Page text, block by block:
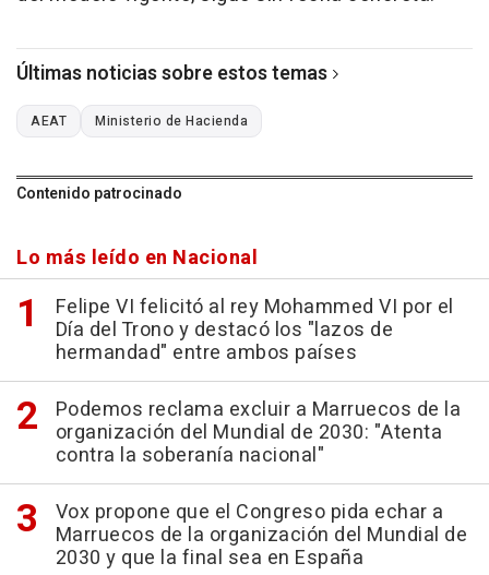
Últimas noticias sobre estos temas
AEAT Ministerio de Hacienda
Contenido patrocinado
Lo más leído en Nacional
Felipe VI felicitó al rey Mohammed VI por el
Día del Trono y destacó los "lazos de
hermandad" entre ambos países
Podemos reclama excluir a Marruecos de la
organización del Mundial de 2030: "Atenta
contra la soberanía nacional"
Vox propone que el Congreso pida echar a
Marruecos de la organización del Mundial de
2030 y que la final sea en España